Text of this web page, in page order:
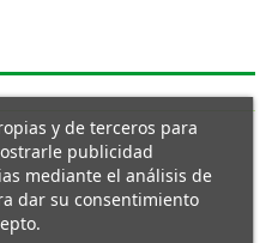
y de terceros para
publicidad
mediante el análisis de
dar su consentimiento